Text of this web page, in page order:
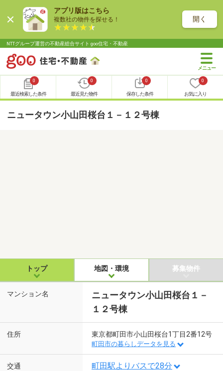
アプリ版はこちら
複数社の物件を探せる！ 開く
NTTグループ運営の不動産総合サイト goo住宅・不動産
0
最近検索した条件
0
最近見た物件
0
保存した条件
0
お気に入り
ニュータウン小山田桜台１－１２号棟
トップ 地図・環境 募集物件
マンション名
ニュータウン小山田桜台１－
１２号棟
住所 東京都町田市小山田桜台1丁目2番12号
町田市の暮らしデータを見る
交通 町田駅よりバスで28分